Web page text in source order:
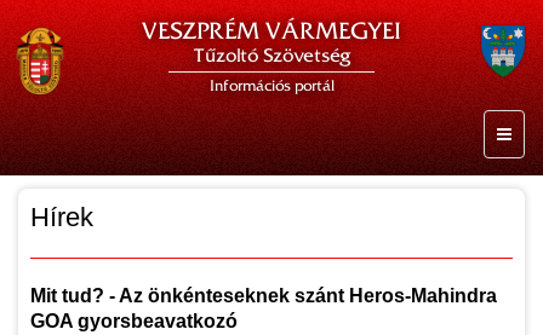
VESZPRÉM VÁRMEGYEI
Tűzoltó Szövetség
Információs portál
Hírek
Mit tud? - Az önkénteseknek szánt Heros-Mahindra
GOA gyorsbeavatkozó